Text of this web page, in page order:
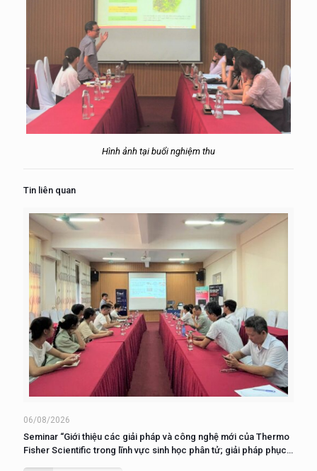
Hình ảnh tại buổi nghiệm thu
Tin liên quan
06/08/2026
Seminar “Giới thiệu các giải pháp và công nghệ mới của Thermo
Fisher Scientific trong lĩnh vực sinh học phân tử; giải pháp phục